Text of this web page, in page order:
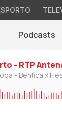
Podcasts
- RTP
- Benfica x